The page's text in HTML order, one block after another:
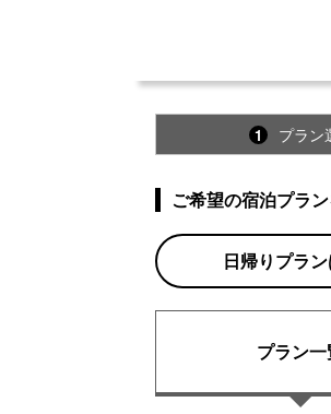
1 プラン
ご希望の宿泊プラ
日帰りプラ
プラン一